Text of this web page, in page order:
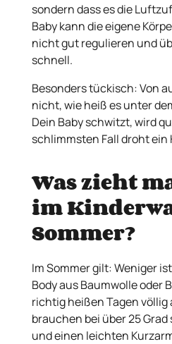
sondern dass es die
Baby kann die eigene
nicht gut regulieren und
schnell.
Besonders tückisch: Von
nicht, wie heiß es unter
Dein Baby schwitzt, wird
schlimmsten Fall droht ein
Was zieht
im
Sommer?
Im Sommer gilt: Weniger
Body aus Baumwolle oder
richtig heißen Tagen völlig
brauchen bei über 25
und einen leichten